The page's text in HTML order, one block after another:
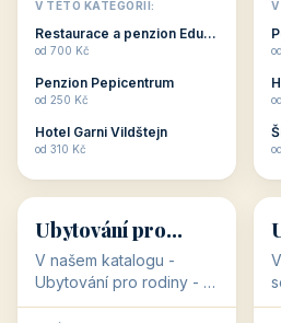
dovolenou přímo
souvisejí. Aktivní
odpočinek jso...
V TÉTO KATEGORII:
Restaurace a penzion Eduard
od 700 Kč
Penzion Pepicentrum
od 250 Kč
Hotel Garni Vildštejn
od 310 Kč
👨‍👩‍👧‍👦
34 objektů
Ubytování pro
rodiny
V našem katalogu -
Ubytování pro rodiny -
jsou pro Vás připraveny